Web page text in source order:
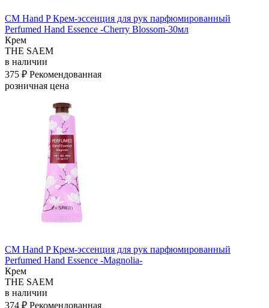
СМ Hand P Крем-эссенция для рук парфюмированный
Perfumed Hand Essence -Cherry Blossom-30мл
Крем
THE SAEM
в наличии
375 ₽ Рекомендованная
розничная цена
СМ Hand P Крем-эссенция для рук парфюмированный
Perfumed Hand Essence -Magnolia-
Крем
THE SAEM
в наличии
374 ₽ Рекомендованная